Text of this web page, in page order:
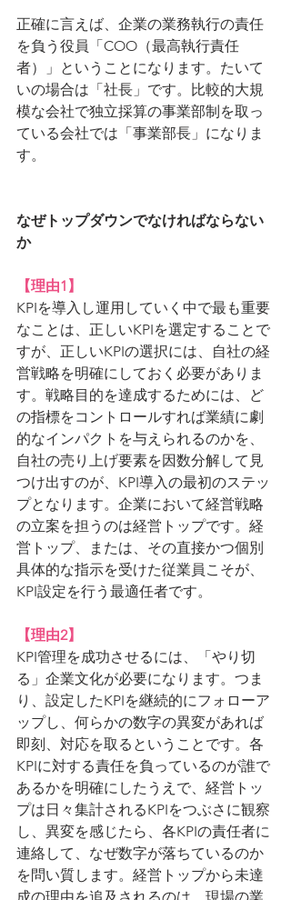
正確に言えば、企業の業務執行の責任
を負う役員「COO（最高執行責任
者）」ということになります。たいて
いの場合は「社長」です。比較的大規
模な会社で独立採算の事業部制を取っ
ている会社では「事業部長」になりま
す。
なぜトップダウンでなければならない
か
【理由1】
KPIを導入し運用していく中で最も重要
なことは、正しいKPIを選定することで
すが、正しいKPIの選択には、自社の経
営戦略を明確にしておく必要がありま
す。戦略目的を達成するためには、ど
の指標をコントロールすれば業績に劇
的なインパクトを与えられるのかを、
自社の売り上げ要素を因数分解して見
つけ出すのが、KPI導入の最初のステッ
プとなります。企業において経営戦略
の立案を担うのは経営トップです。経
営トップ、または、その直接かつ個別
具体的な指示を受けた従業員こそが、
KPI設定を行う最適任者です。
【理由2】
KPI管理を成功させるには、「やり切
る」企業文化が必要になります。つま
り、設定したKPIを継続的にフォローア
ップし、何らかの数字の異変があれば
即刻、対応を取るということです。各
KPIに対する責任を負っているのが誰で
あるかを明確にしたうえで、経営トッ
プは日々集計されるKPIをつぶさに観察
し、異変を感じたら、各KPIの責任者に
連絡して、なぜ数字が落ちているのか
を問い質します。経営トップから未達